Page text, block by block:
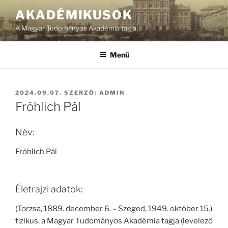
AKADÉMIKUSOK
A Magyar Tudományos Akadémia tagjai
Menü
BEKÜLDVE:
2024.09.07. SZERZŐ: ADMIN
Fröhlich Pál
Név:
Fröhlich Pál
Életrajzi adatok:
(Torzsa, 1889. december 6. – Szeged, 1949. október 15.)
fizikus, a Magyar Tudományos Akadémia tagja (levelező